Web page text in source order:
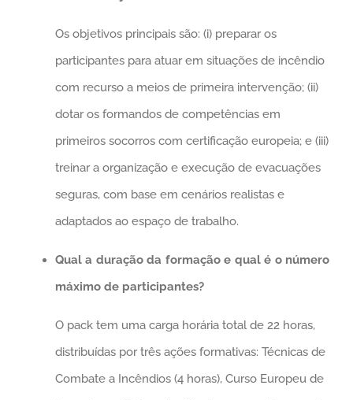
Os objetivos principais são: (i) preparar os
participantes para atuar em situações de incêndio
com recurso a meios de primeira intervenção; (ii)
dotar os formandos de competências em
primeiros socorros com certificação europeia; e (iii)
treinar a organização e execução de evacuações
seguras, com base em cenários realistas e
adaptados ao espaço de trabalho.
Qual a duração da formação e qual é o número
máximo de participantes?
O pack tem uma carga horária total de 22 horas,
distribuídas por três ações formativas: Técnicas de
Combate a Incêndios (4 horas), Curso Europeu de